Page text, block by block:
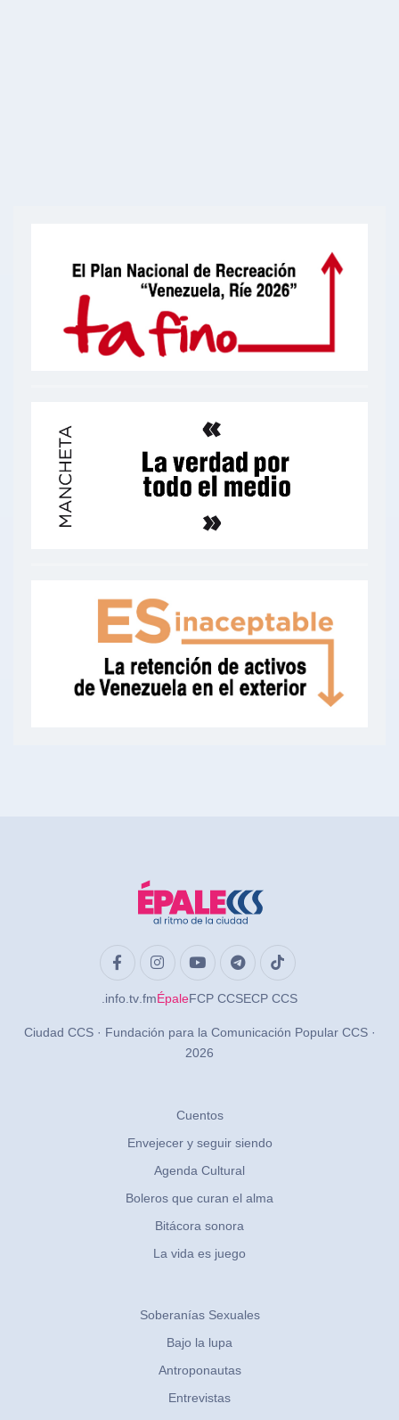
.info .tv .fmÉpaleFCP CCSECP CCS
Ciudad CCS · Fundación para la Comunicación Popular CCS ·
2026
Cuentos
Envejecer y seguir siendo
Agenda Cultural
Boleros que curan el alma
Bitácora sonora
La vida es juego
Soberanías Sexuales
Bajo la lupa
Antroponautas
Entrevistas